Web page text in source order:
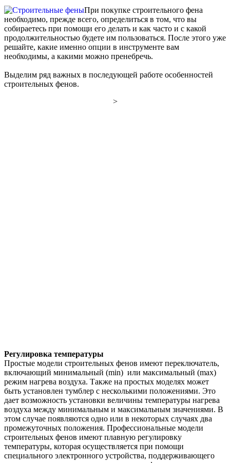
При покупке строительного фена
необходимо, прежде всего, определиться в том, что вы
собираетесь при помощи его делать и как часто и с какой
продолжительностью будете им пользоваться. После этого уже
решайте, какие именно опции в инструменте вам
необходимы, а какими можно пренебречь.
Выделим ряд важных в последующей работе особенностей
строительных фенов.
>
Регулировка температуры
Простые модели строительных фенов имеют переключатель,
включающий минимальный (min) или максимальный (max)
режим нагрева воздуха. Также на простых моделях может
быть установлен тумблер с несколькими положениями. Это
дает возможность установки величины температуры нагрева
воздуха между минимальным и максимальным значениями. В
этом случае появляются одно или в некоторых случаях два
промежуточных положения. Профессиональные модели
строительных фенов имеют плавную регулировку
температуры, которая осуществляется при помощи
специального электронного устройства, поддерживающего